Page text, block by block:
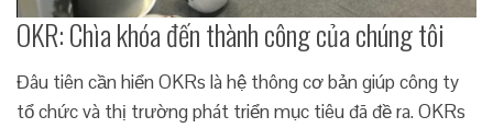
OKR: Chìa khóa đến thành công của chúng tôi
Đâu tiên cần hiển OKRs là hệ thông cơ bản giúp công ty
tổ chức và thị trường phát triển mục tiêu đã đề ra. OKRs